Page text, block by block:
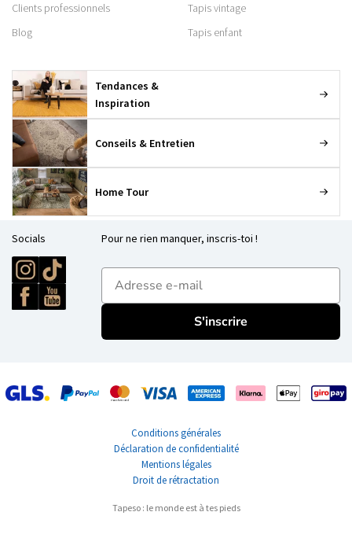
Clients professionnels
Blog
Tapis vintage
Tapis enfant
Tendances &
Inspiration
Conseils & Entretien
Home Tour
Socials Pour ne rien manquer, inscris-toi !
E-mailadres
S'inscrire
Conditions générales
Déclaration de confidentialité
Mentions légales
Droit de rétractation
Tapeso : le monde est à tes pieds